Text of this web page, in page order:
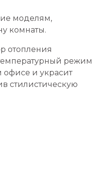
моделям,
комнаты.
отопления
режим
и украсит
стилистическую